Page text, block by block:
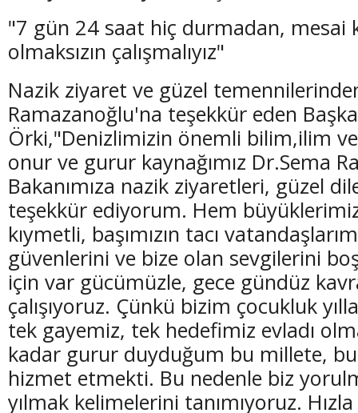
"7 gün 24 saat hiç durmadan, mesai
olmaksızın çalışmalıyız"
Nazik ziyaret ve güzel
Ramazanoğlu'na teşekkür eden
Örki,"Denizlimizin önemli bilim,ilim
onur ve gurur kaynağımız Dr.Sema
Bakanımıza nazik ziyaretleri, güzel
teşekkür ediyorum. Hem
kıymetli, başımızın tacı
güvenlerini ve bize olan sevgilerini
için var gücümüzle, gece gündüz
çalışıyoruz. Çünkü bizim çocukluk
tek gayemiz, tek hedefimiz evladı
kadar gurur duyduğum bu millete,
hizmet etmekti. Bu nedenle biz
yılmak kelimelerini tanımıyoruz.